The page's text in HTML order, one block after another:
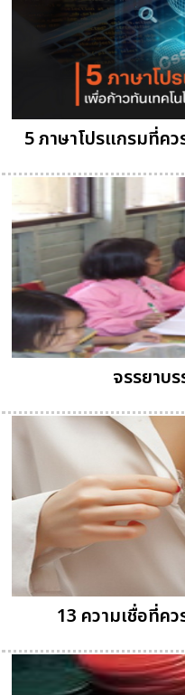
5 ภาษาโปรแกรมที่ค
จรรยาบ
13 ความเชื่อที่คว